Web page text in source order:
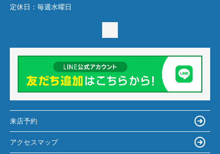
定休日： 毎週水曜日
来店予約
アクセスマップ